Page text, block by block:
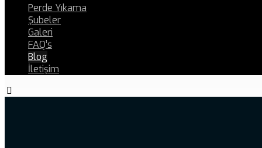
Perde Yıkama
Şubeler
Galeri
FAQ’s
Blog
İletişim